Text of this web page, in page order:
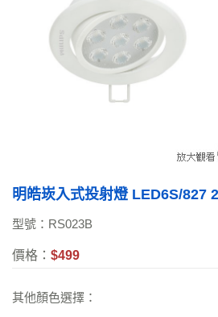
明皓崁入式投射燈 LED6S/827
型號：RS023B
價格： $499
其他顏色選擇：